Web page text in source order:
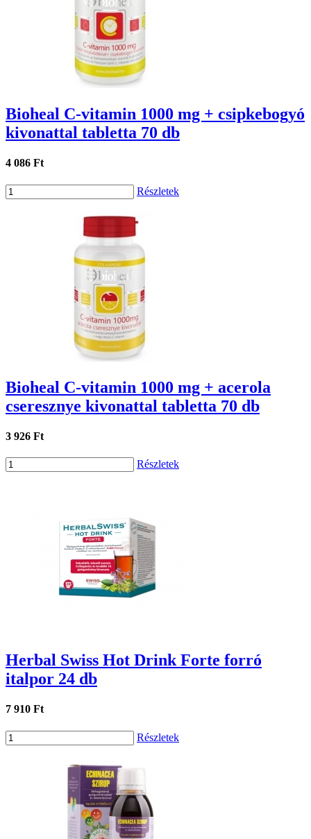
Bioheal C-vitamin 1000 mg + csipkebogyó
kivonattal tabletta 70 db
4 086 Ft
Részletek
Bioheal C-vitamin 1000 mg + acerola
cseresznye kivonattal tabletta 70 db
3 926 Ft
Részletek
Herbal Swiss Hot Drink Forte forró
italpor 24 db
7 910 Ft
Részletek